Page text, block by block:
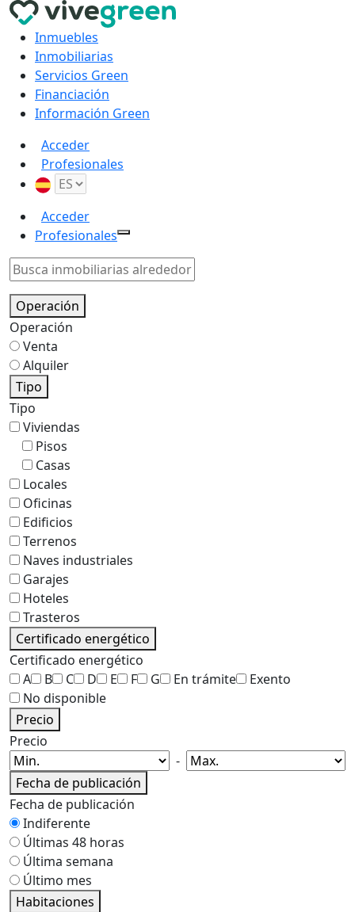
Inmuebles
Inmobiliarias
Servicios Green
Financiación
Información Green
Acceder
Profesionales
Acceder
Profesionales
Operación
Operación
Venta
Alquiler
Tipo
Tipo
Viviendas
Pisos
Casas
Locales
Oficinas
Edificios
Terrenos
Naves industriales
Garajes
Hoteles
Trasteros
Certificado energético
Certificado energético
A
B C D E F G En trámite
Exento
No disponible
Precio
Precio
-
Fecha de publicación
Fecha de publicación
Indiferente
Últimas 48 horas
Última semana
Último mes
Habitaciones